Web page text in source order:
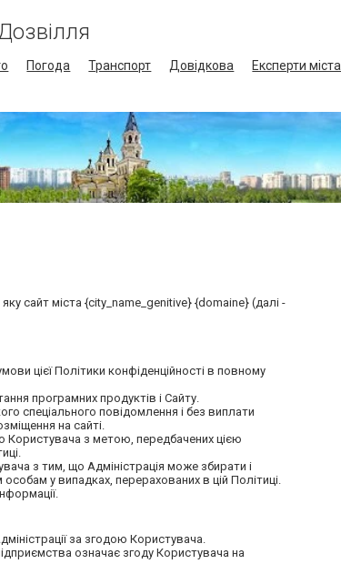
Погода Транспорт Довідкова
Експерти міста
сайт міста {city_name_genitive} {domaine} (далі -
цієї Політики конфіденційності в повному
програмних продуктів і Сайту.
спеціального повідомлення і без виплати
на сайті.
Користувача з метою, передбачених цією
з тим, що Адміністрація може збирати і
у випадках, перерахованих в цій Політиці.
за згодою Користувача.
означає згоду Користувача на